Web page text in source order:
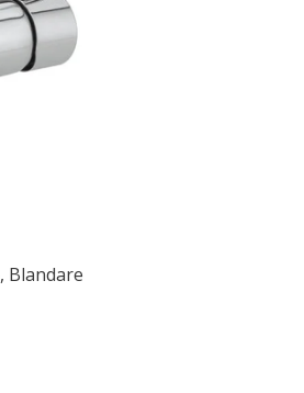
, Blandare